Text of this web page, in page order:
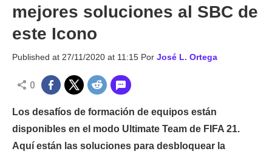
mejores soluciones al SBC de
este Icono
Published at 27/11/2020 at 11:15 Por José L. Ortega
0
Los desafíos de formación de equipos están
disponibles en el modo Ultimate Team de FIFA 21.
Aquí están las soluciones para desbloquear la